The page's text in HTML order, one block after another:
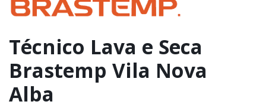
Técnico Lava e Seca
Brastemp Vila Nova
Alba